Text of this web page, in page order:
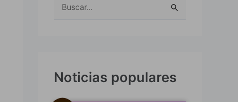
a
Noticias populares